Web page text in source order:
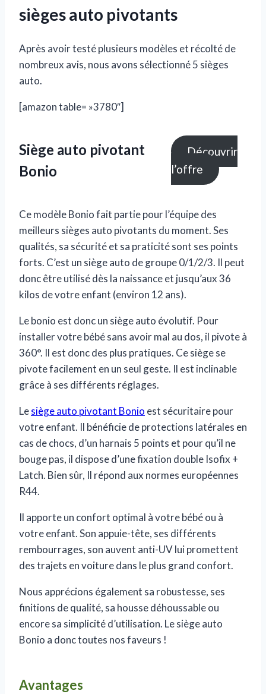
sièges auto pivotants
Après avoir testé plusieurs modèles et récolté de
nombreux avis, nous avons sélectionné 5 sièges
auto.
[amazon table= »3780″]
Siège auto pivotant
Bonio
Découvrir
l’offre
Ce modèle Bonio fait partie pour l’équipe des
meilleurs sièges auto pivotants du moment. Ses
qualités, sa sécurité et sa praticité sont ses points
forts. C’est un siège auto de groupe 0/1/2/3. Il peut
donc être utilisé dès la naissance et jusqu’aux 36
kilos de votre enfant (environ 12 ans).
Le bonio est donc un siège auto évolutif. Pour
installer votre bébé sans avoir mal au dos, il pivote à
360°. Il est donc des plus pratiques. Ce siège se
pivote facilement en un seul geste. Il est inclinable
grâce à ses différents réglages.
Lesiège auto pivotant Bonio est sécuritaire pour
votre enfant. Il bénéficie de protections latérales en
cas de chocs, d’un harnais 5 points et pour qu’il ne
bouge pas, il dispose d’une fixation double Isofix +
Latch. Bien sûr, Il répond aux normes européennes
R44.
Il apporte un confort optimal à votre bébé ou à
votre enfant. Son appuie-tête, ses différents
rembourrages, son auvent anti-UV lui promettent
des trajets en voiture dans le plus grand confort.
Nous apprécions également sa robustesse, ses
finitions de qualité, sa housse déhoussable ou
encore sa simplicité d’utilisation. Le siège auto
Bonio a donc toutes nos faveurs !
Avantages